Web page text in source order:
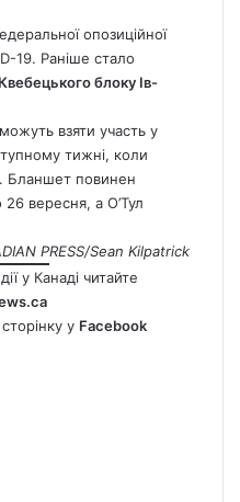
опозиційної
19. Раніше стало
блоку Ів-
взяти участь у
тижні, коли
Бланшет повинен
26 вересня, а О’Тул
PRESS/Sean Kilpatrick
у Канаді читайте
у Facebook